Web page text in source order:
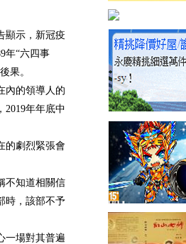
顯示，新冠疫
年“六四事
果。
內的領導人的
2019年年底中
的劇烈緊張會
不知道相關信
時，該部不予
一場對其普遍